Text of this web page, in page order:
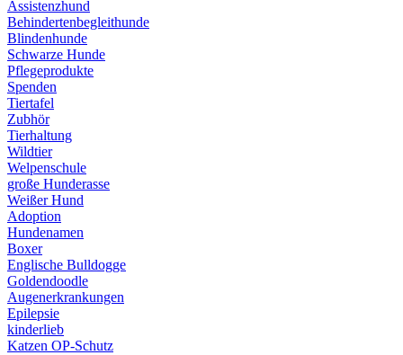
Assistenzhund
Behindertenbegleithunde
Blindenhunde
Schwarze Hunde
Pflegeprodukte
Spenden
Tiertafel
Zubhör
Tierhaltung
Wildtier
Welpenschule
große Hunderasse
Weißer Hund
Adoption
Hundenamen
Boxer
Englische Bulldogge
Goldendoodle
Augenerkrankungen
Epilepsie
kinderlieb
Katzen OP-Schutz